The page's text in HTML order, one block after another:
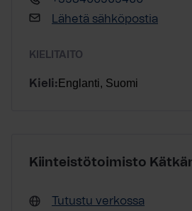
Lähetä sähköpostia
KIELITAITO
Kieli: Englanti, Suomi
Kiinteistötoimisto
Tutustu verkossa